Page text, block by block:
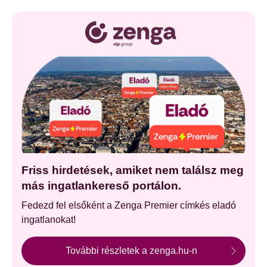
Friss hirdetések, amiket nem találsz meg
más ingatlankereső portálon.
Fedezd fel elsőként a Zenga Premier címkés eladó
ingatlanokat!
További részletek a zenga.hu-n